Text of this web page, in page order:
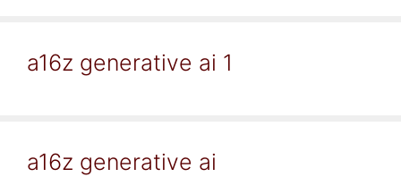
a16z generative ai 1
a16z generative ai